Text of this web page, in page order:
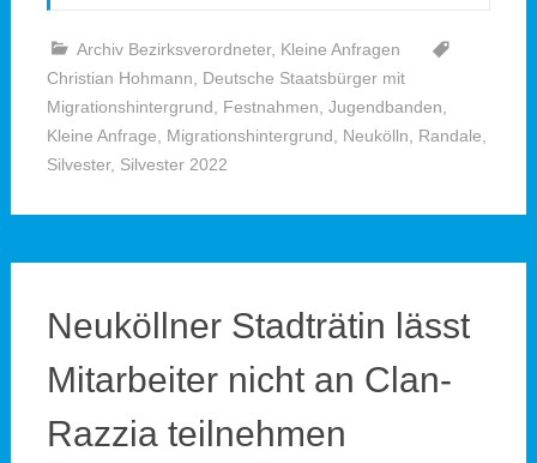
Archiv Bezirksverordneter, Kleine Anfragen
Christian Hohmann
Deutsche Staatsbürger mit
Migrationshintergrund
Festnahmen Jugendbanden
Kleine Anfrage
Migrationshintergrund Neukölln Randale
Silvester, Silvester 2022
Neuköllner Stadträtin lässt
Mitarbeiter nicht an Clan-
Razzia teilnehmen